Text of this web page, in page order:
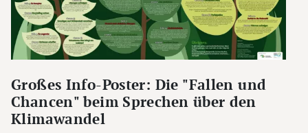
Großes Info-Poster: Die "Fallen und
Chancen" beim Sprechen über den
Klimawandel